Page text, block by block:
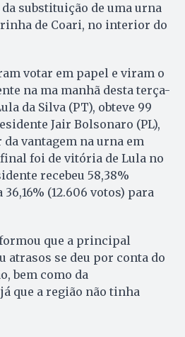
substituição de uma urna
de Coari, no interior do
votar em papel e viram o
na ma manhã desta terça-
da Silva (PT), obteve 99
Jair Bolsonaro (PL),
da vantagem na urna em
foi de vitória de Lula no
recebeu 58,38%
(12.606 votos) para
que a principal
atrasos se deu por conta do
bem como da
que a região não tinha